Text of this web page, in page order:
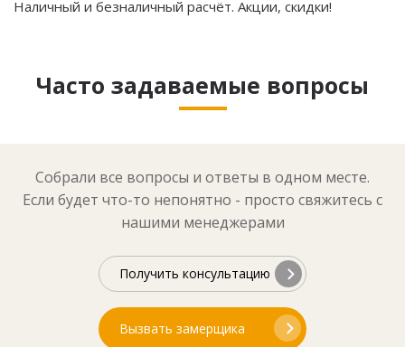
Наличный и безналичный расчёт. Акции, скидки!
Часто задаваемые вопросы
Собрали все вопросы и ответы в одном месте.
Если будет что-то непонятно - просто свяжитесь с
нашими менеджерами
Получить консультацию
Вызвать замерщика